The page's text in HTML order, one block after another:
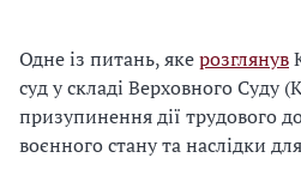
Одне із питань, якерозглянув
суд у складі Верховного
призупинення дії трудового
воєнного стану та наслідки